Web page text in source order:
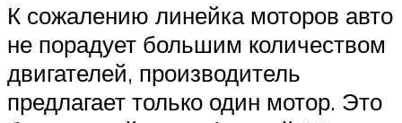
К сожалению линейка моторов авто
не порадует большим количеством
двигателей, производитель
предлагает только один мотор. Это